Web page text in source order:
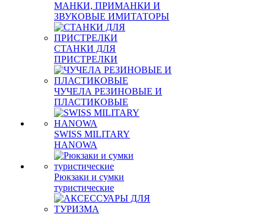
МАНКИ, ПРИМАНКИ И
ЗВУКОВЫЕ ИМИТАТОРЫ
СТАНКИ ДЛЯ
ПРИСТРЕЛКИ
ЧУЧЕЛА РЕЗИНОВЫЕ И
ПЛАСТИКОВЫЕ
SWISS MILITARY
HANOWA
Рюкзаки и сумки
туристические